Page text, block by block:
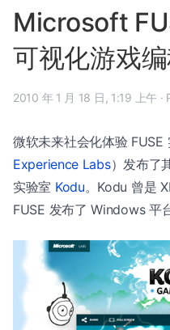
Microsoft
可视化游戏
2010 年 1 月 18 日, 1:19 上午 ·
微软未来社会化体验 FUSE
Experience Labs）发布了
实验室 Kodu。Kodu 曾是
FUSE 发布了 Windows 平